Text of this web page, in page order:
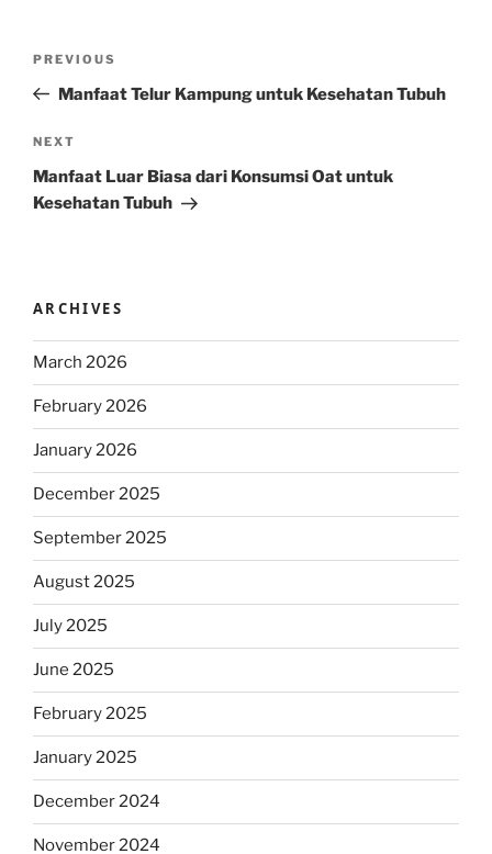
Previous
Post
PREVIOUS
Manfaat Telur Kampung untuk Kesehatan Tubuh
Next
Post
NEXT
Manfaat Luar Biasa dari Konsumsi Oat untuk
Kesehatan Tubuh
ARCHIVES
March 2026
February 2026
January 2026
December 2025
September 2025
August 2025
July 2025
June 2025
February 2025
January 2025
December 2024
November 2024